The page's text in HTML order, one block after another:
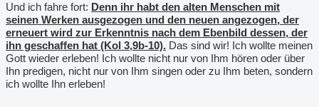
Und ich fahre fort: Denn ihr habt den alten Menschen mit
seinen Werken ausgezogen und den neuen angezogen, der
erneuert wird zur Erkenntnis nach dem Ebenbild dessen, der
ihn geschaffen hat (Kol 3,9b-10). Das sind wir! Ich wollte meinen
Gott wieder erleben! Ich wollte nicht nur von Ihm hören oder über
Ihn predigen, nicht nur von Ihm singen oder zu Ihm beten, sondern
ich wollte Ihn erleben!